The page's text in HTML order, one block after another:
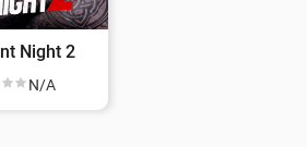
Night 2
N/A